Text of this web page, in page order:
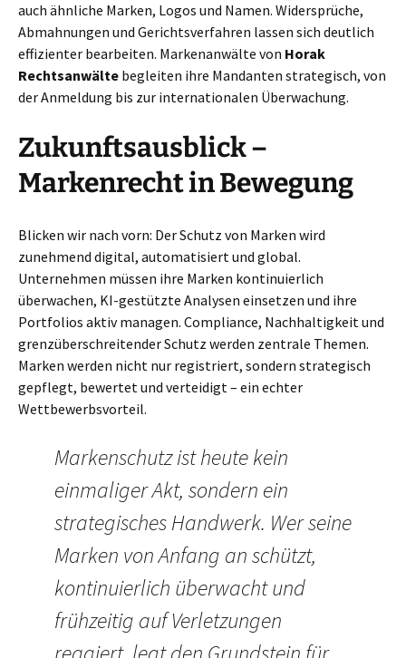
auch ähnliche Marken, Logos und Namen. Widersprüche,
Abmahnungen und Gerichtsverfahren lassen sich deutlich
effizienter bearbeiten. Markenanwälte von Horak
Rechtsanwälte begleiten ihre Mandanten strategisch, von
der Anmeldung bis zur internationalen Überwachung.
Zukunftsausblick –
Markenrecht in Bewegung
Blicken wir nach vorn: Der Schutz von Marken wird
zunehmend digital, automatisiert und global.
Unternehmen müssen ihre Marken kontinuierlich
überwachen, KI-gestützte Analysen einsetzen und ihre
Portfolios aktiv managen. Compliance, Nachhaltigkeit und
grenzüberschreitender Schutz werden zentrale Themen.
Marken werden nicht nur registriert, sondern strategisch
gepflegt, bewertet und verteidigt – ein echter
Wettbewerbsvorteil.
Markenschutz ist heute kein
einmaliger Akt, sondern ein
strategisches Handwerk. Wer seine
Marken von Anfang an schützt,
kontinuierlich überwacht und
frühzeitig auf Verletzungen